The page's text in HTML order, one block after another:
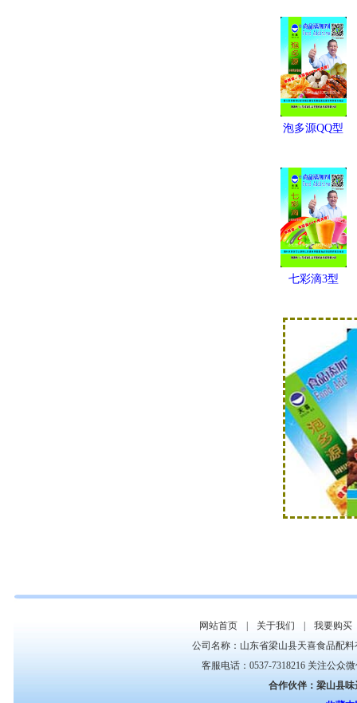
泡多源QQ型
七彩滴3型
网站首页 关于我们
我要购买
公司名称：山东省梁山县天喜食品配
客服电话：0537-7318216 关注公众
合作伙伴： 梁山县味